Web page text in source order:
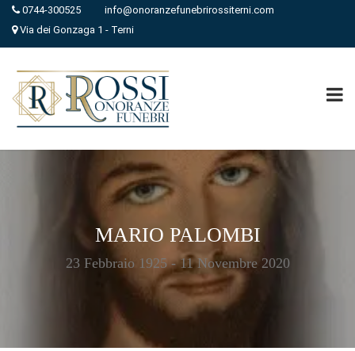
0744-300525
info@onoranzefunebrirossiterni.com
Via dei Gonzaga 1 - Terni
MARIO PALOMBI
23 Febbraio 1925 - 11 Novembre 2020